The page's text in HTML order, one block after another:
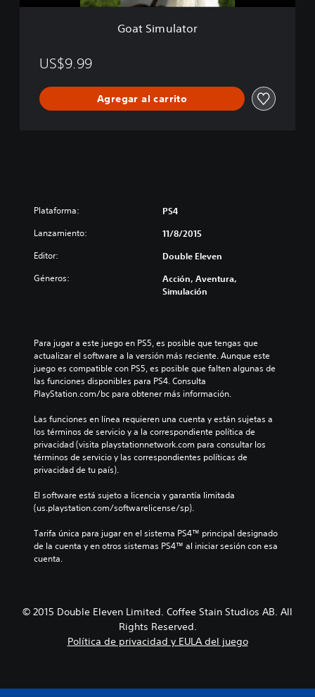
o
Goat Simulator
US$9.99
Agregar al carrito
Plataforma: PS4
Lanzamiento: 11/8/2015
Editor: Double Eleven
Géneros:
Acción, Aventura,
Simulación
Para jugar a este juego en PS5, es posible que tengas que
actualizar el software a la versión más reciente. Aunque este
juego es compatible con PS5, es posible que falten algunas de
las funciones disponibles para PS4. Consulta
PlayStation.com/bc para obtener más información.
Las funciones en línea requieren una cuenta y están sujetas a
los términos de servicio y a la correspondiente política de
privacidad (visita playstationnetwork.com para consultar los
términos de servicio y las correspondientes políticas de
privacidad de tu país).
El software está sujeto a licencia y garantía limitada
(us.playstation.com/softwarelicense/sp).
Tarifa única para jugar en el sistema PS4™ principal designado
de la cuenta y en otros sistemas PS4™ al iniciar sesión con esa
cuenta.
© 2015 Double Eleven Limited. Coffee Stain Studios AB. All
Rights Reserved.
Política de privacidad y EULA del juego